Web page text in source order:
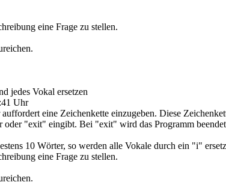
eine Frage zu stellen.
jedes Vokal ersetzen
Uhr
eine Zeichenkette einzugeben. Diese
oder "exit" eingibt. Bei "exit" wird das Programm
10 Wörter, so werden alle Vokale durch ein "i"
eine Frage zu stellen.